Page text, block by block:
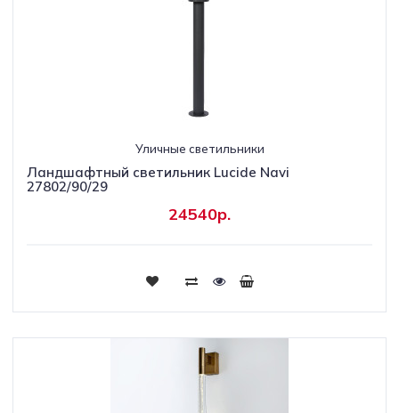
Уличные светильники
Ландшафтный светильник Lucide Navi
27802/90/29
24540р.